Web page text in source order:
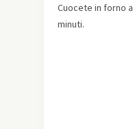
Cuocete in forno
minuti.